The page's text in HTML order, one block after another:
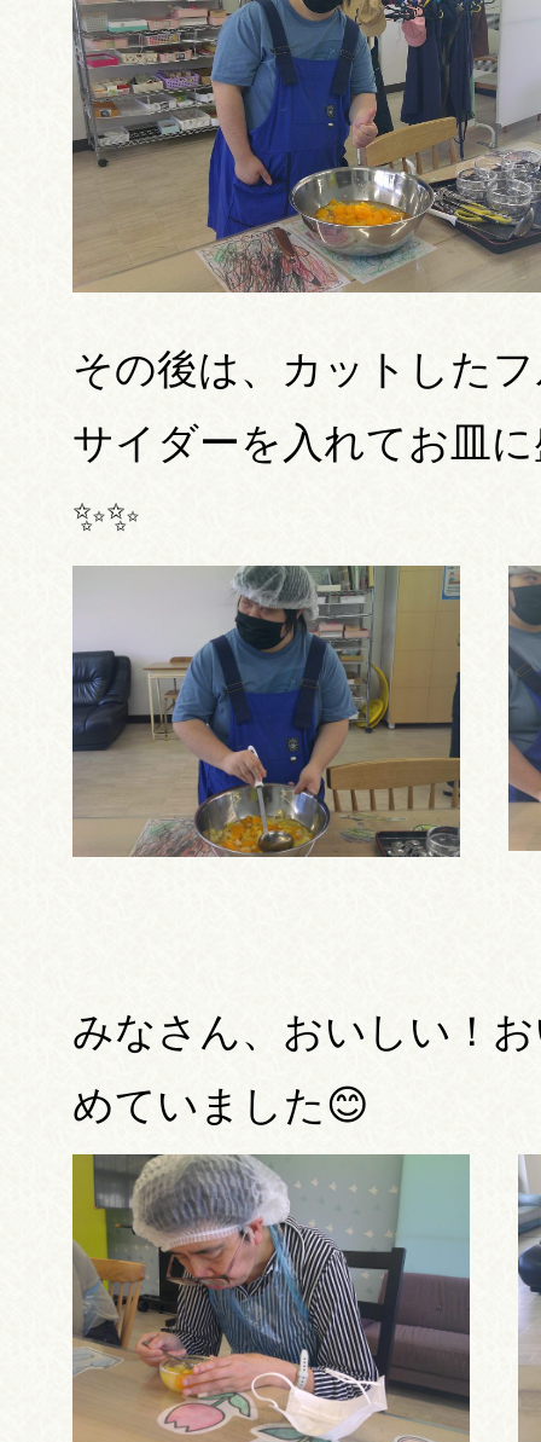
その後は、カットした
サイダーを入れてお皿
✨✨
みなさん、おいしい！
めていました😊